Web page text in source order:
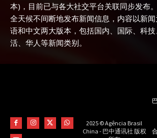
本)，目前已与各大社交平台关联同步发布
全天候不间断地发布新闻信息，内容以新
语和中文两大版本，包括国内、国际、科
活、华人等新闻类别。
2025 © Agência Brasil
China - 巴中通讯社 版权